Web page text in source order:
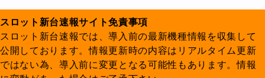
スロット新台速報サイト免責事項
スロット新台速報では、導入前の最新機種情報を収集して
公開しております。情報更新時の内容はリアルタイム更新
ではない為、導入前に変更となる可能性もあります。情報